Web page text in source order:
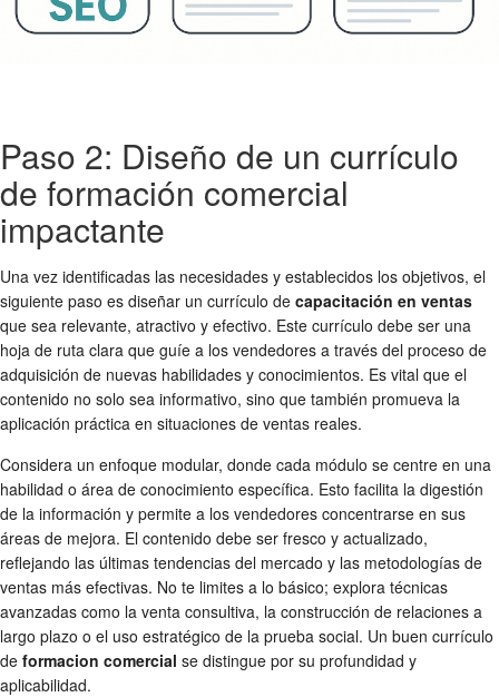
Paso 2: Diseño de un currículo
de formación comercial
impactante
Una vez identificadas las necesidades y establecidos los objetivos, el
siguiente paso es diseñar un currículo de capacitación en ventas
que sea relevante, atractivo y efectivo. Este currículo debe ser una
hoja de ruta clara que guíe a los vendedores a través del proceso de
adquisición de nuevas habilidades y conocimientos. Es vital que el
contenido no solo sea informativo, sino que también promueva la
aplicación práctica en situaciones de ventas reales.
Considera un enfoque modular, donde cada módulo se centre en una
habilidad o área de conocimiento específica. Esto facilita la digestión
de la información y permite a los vendedores concentrarse en sus
áreas de mejora. El contenido debe ser fresco y actualizado,
reflejando las últimas tendencias del mercado y las metodologías de
ventas más efectivas. No te limites a lo básico; explora técnicas
avanzadas como la venta consultiva, la construcción de relaciones a
largo plazo o el uso estratégico de la prueba social. Un buen currículo
de formacion comercial se distingue por su profundidad y
aplicabilidad.